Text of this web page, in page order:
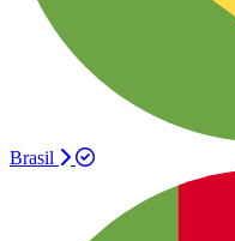
Brasil